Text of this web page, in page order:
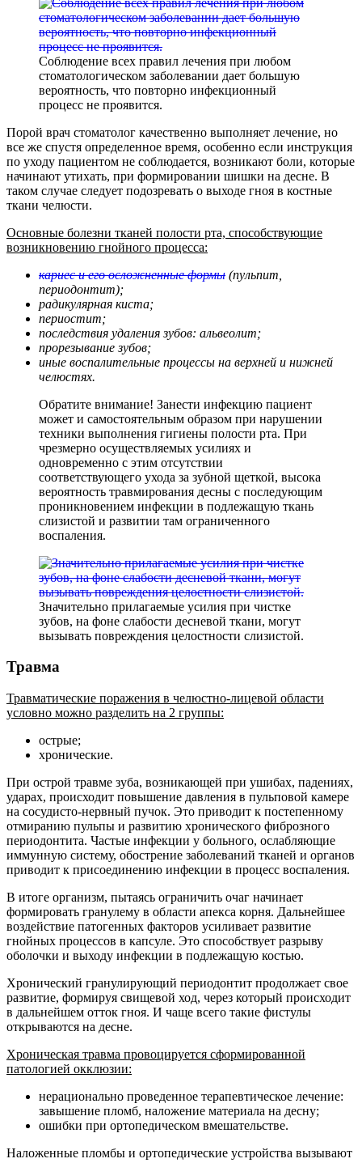
Соблюдение всех правил лечения при любом
стоматологическом заболевании дает большую
вероятность, что повторно инфекционный
процесс не проявится.
Порой врач стоматолог качественно выполняет лечение, но
все же спустя определенное время, особенно если инструкция
по уходу пациентом не соблюдается, возникают боли, которые
начинают утихать, при формировании шишки на десне. В
таком случае следует подозревать о выходе гноя в костные
ткани челюсти.
Основные болезни тканей полости рта, способствующие
возникновению гнойного процесса:
кариес и его осложненные формы (пульпит,
периодонтит);
радикулярная киста;
периостит;
последствия удаления зубов: альвеолит;
прорезывание зубов;
иные воспалительные процессы на верхней и нижней
челюстях.
Обратите внимание! Занести инфекцию пациент
может и самостоятельным образом при нарушении
техники выполнения гигиены полости рта. При
чрезмерно осуществляемых усилиях и
одновременно с этим отсутствии
соответствующего ухода за зубной щеткой, высока
вероятность травмирования десны с последующим
проникновением инфекции в подлежащую ткань
слизистой и развитии там ограниченного
воспаления.
Значительно прилагаемые усилия при чистке
зубов, на фоне слабости десневой ткани, могут
вызывать повреждения целостности слизистой.
Травма
Травматические поражения в челюстно-лицевой области
условно можно разделить на 2 группы:
острые;
хронические.
При острой травме зуба, возникающей при ушибах, падениях,
ударах, происходит повышение давления в пульповой камере
на сосудисто-нервный пучок. Это приводит к постепенному
отмиранию пульпы и развитию хронического фиброзного
периодонтита. Частые инфекции у больного, ослабляющие
иммунную систему, обострение заболеваний тканей и органов
приводит к присоединению инфекции в процесс воспаления.
В итоге организм, пытаясь ограничить очаг начинает
формировать гранулему в области апекса корня. Дальнейшее
воздействие патогенных факторов усиливает развитие
гнойных процессов в капсуле. Это способствует разрыву
оболочки и выходу инфекции в подлежащую костью.
Хронический гранулирующий периодонтит продолжает свое
развитие, формируя свищевой ход, через который происходит
в дальнейшем отток гноя. И чаще всего такие фистулы
открываются на десне.
Хроническая травма провоцируется сформированной
патологией окклюзии:
нерационально проведенное терапевтическое лечение:
завышение пломб, наложение материала на десну;
ошибки при ортопедическом вмешательстве.
Наложенные пломбы и ортопедические устройства вызывают